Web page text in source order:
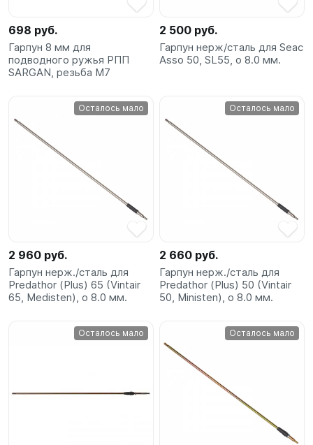
Подарочные
Карты
Акции
698 руб.
Гарпун 8 мм для
подводного ружья РПП
SARGAN, резьба M7
2 500 руб.
Гарпун нерж/сталь для Seac
Asso 50, SL55, o 8.0 мм.
Осталось мало
2 960 руб.
Гарпун нерж./сталь для
Predathor (Plus) 65 (Vintair
65, Medisten), o 8.0 мм.
Осталось мало
2 660 руб.
Гарпун нерж./сталь для
Predathor (Plus) 50 (Vintair
50, Ministen), o 8.0 мм.
Осталось мало Осталось мало